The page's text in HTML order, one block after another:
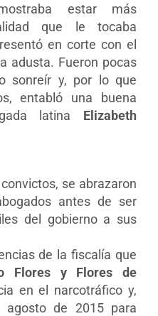
estar más
que le tocaba
en corte con el
adusta. Fueron pocas
sonreír y, por lo que
entabló una buena
latina Elizabeth
se abrazaron
antes de ser
del gobierno a sus
de la fiscalía que
Flores y Flores de
en el narcotráfico y,
de 2015 para